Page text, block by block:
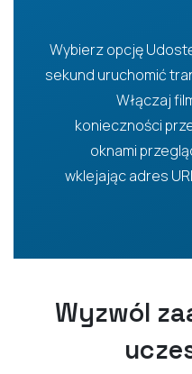
Wybierz opcję
sekund uruchomić
Włączaj
konieczności
oknami
wklejając adres
Wyzwól